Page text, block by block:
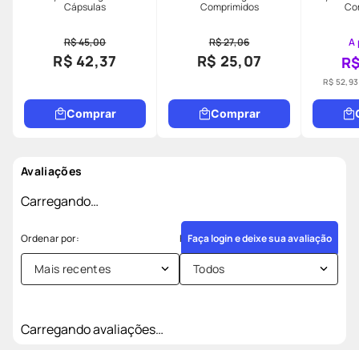
Cápsulas
R$ 45,00
R$ 42,37
Comprar
Comprimidos
R$ 27,06
R$ 25,07
Comprar
A
R$ 52,93
Avaliações
Carregando…
Faça login e deixe sua avaliação
Mais recentes Todos
Carregando avaliações…